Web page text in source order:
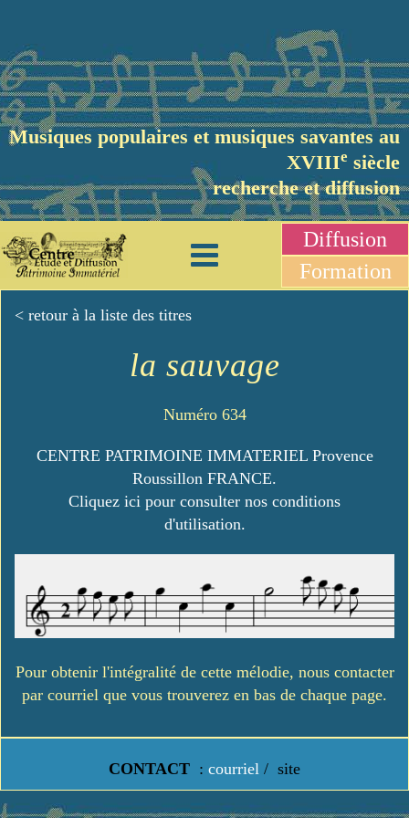
Musiques populaires et musiques savantes au
XVIIIe siècle
recherche et diffusion
Diffusion
Formation
< retour à la liste des titres
la sauvage
Numéro 634
CENTRE PATRIMOINE IMMATERIEL Provence
Roussillon FRANCE.
Cliquez ici pour consulter nos conditions
d'utilisation.
Pour obtenir l'intégralité de cette mélodie, nous contacter
par courriel que vous trouverez en bas de chaque page.
CONTACT : courriel / site
https://www.lavielledanstoussesetats.fr